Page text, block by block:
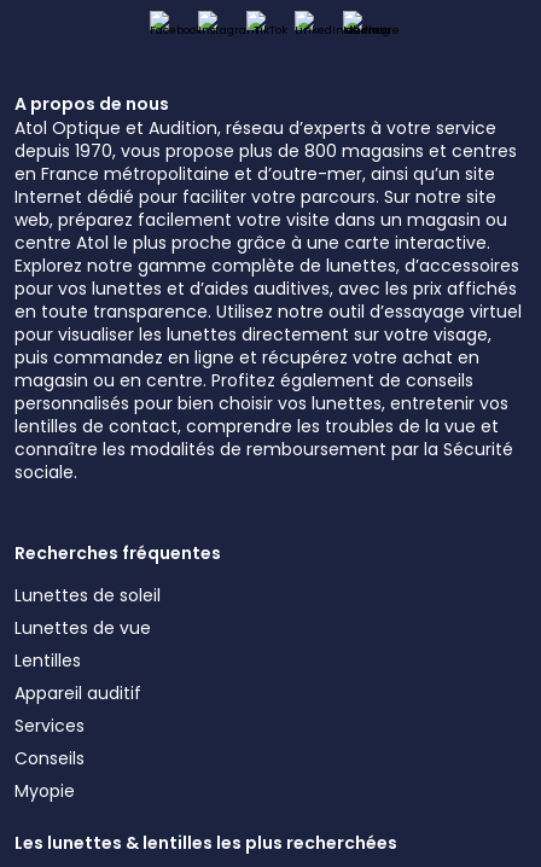
A propos de nous
Atol Optique et Audition, réseau d’experts à votre service
depuis 1970, vous propose plus de 800 magasins et centres
en France métropolitaine et d’outre-mer, ainsi qu’un site
Internet dédié pour faciliter votre parcours. Sur notre site
web, préparez facilement votre visite dans un magasin ou
centre Atol le plus proche grâce à une carte interactive.
Explorez notre gamme complète de lunettes, d’accessoires
pour vos lunettes et d’aides auditives, avec les prix affichés
en toute transparence. Utilisez notre outil d’essayage virtuel
pour visualiser les lunettes directement sur votre visage,
puis commandez en ligne et récupérez votre achat en
magasin ou en centre. Profitez également de conseils
personnalisés pour bien choisir vos lunettes, entretenir vos
lentilles de contact, comprendre les troubles de la vue et
connaître les modalités de remboursement par la Sécurité
sociale.
Recherches fréquentes
Lunettes de soleil
Lunettes de vue
Lentilles
Appareil auditif
Services
Conseils
Myopie
Les lunettes & lentilles les plus recherchées